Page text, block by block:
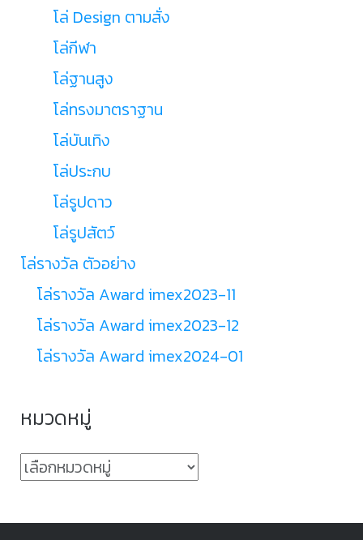
โล่ Design ตามสั่ง
โล่กีฬา
โล่ฐานสูง
โล่ทรงมาตราฐาน
โล่บันเทิง
โล่ประกบ
โล่รูปดาว
โล่รูปสัตว์
โล่รางวัล ตัวอย่าง
โล่รางวัล Award imex2023-11
โล่รางวัล Award imex2023-12
โล่รางวัล Award imex2024-01
หมวดหมู่
หมวด